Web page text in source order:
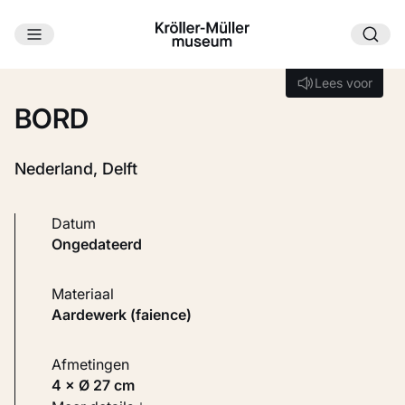
Ga naar hoofdinhoud
Lees voor
Lees voor
BORD
Nederland, Delft
Datum
ongedateerd
Materiaal
Aardewerk (faience)
Afmetingen
4 × Ø 27 cm